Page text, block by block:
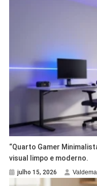
“Quarto Gamer Minimalista:” Fitas LED e acessórios para um
visual limpo e moderno.
julho 15, 2026